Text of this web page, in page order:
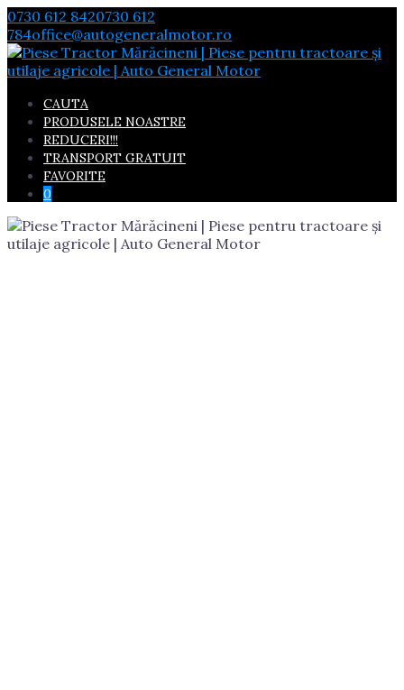
Skip
to
content
0730 612 8420730 612
784office@autogeneralmotor.ro
CAUTA
PRODUSELE NOASTRE
REDUCERI!!!
TRANSPORT GRATUIT
FAVORITE
0